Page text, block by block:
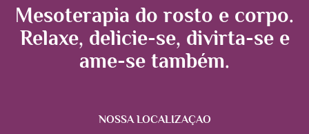
Mesoterapia do rosto e corpo.
Relaxe, delicie-se, divirta-se e
ame-se também.
NOSSA LOCALIZAÇÃO